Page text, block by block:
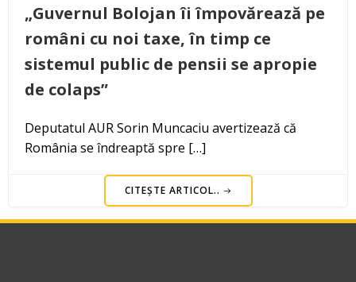
„Guvernul Bolojan îi împovărează pe
români cu noi taxe, în timp ce
sistemul public de pensii se apropie
de colaps”
Deputatul AUR Sorin Muncaciu avertizează că
România se îndreaptă spre […]
CITEȘTE ARTICOL..